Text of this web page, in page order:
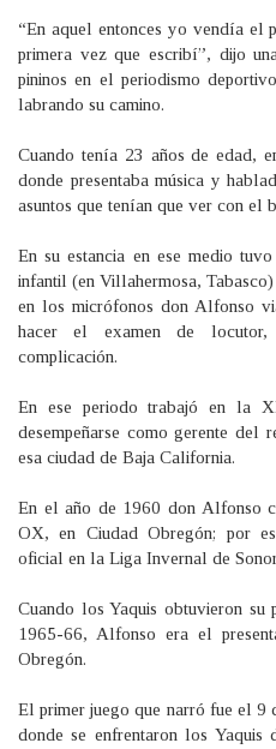
“En aquel entonces yo vendía el
primera vez que escribí”, dijo
pininos en el periodismo
labrando su camino.
Cuando tenía 23 años de edad,
donde presentaba música y
asuntos que tenían que ver con el
En su estancia en ese medio
infantil (en Villahermosa,
en los micrófonos don Alfonso
hacer el examen de
complicación.
En ese periodo trabajó en la
desempeñarse como gerente del
esa ciudad de Baja California.
En el año de 1960 don Alfonso
OX, en Ciudad Obregón; por
oficial en la Liga Invernal de
Cuando los Yaquis obtuvieron su
1965-66, Alfonso era el
Obregón.
El primer juego que narró fue el 9
donde se enfrentaron los